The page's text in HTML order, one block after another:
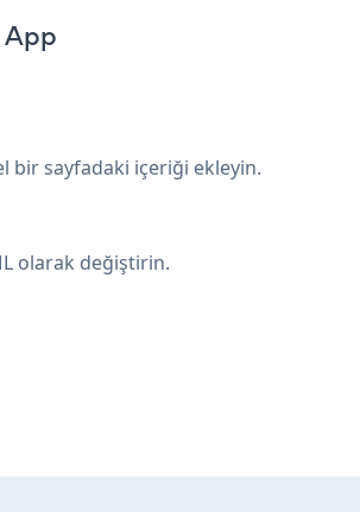
App
bir sayfadaki içeriği ekleyin.
olarak değiştirin.